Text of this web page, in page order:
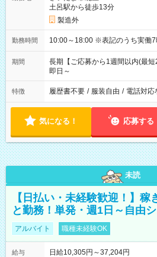
土呂駅から徒歩13分
製造外
勤務時間 10:00～18:00 ※表記のうち
期間
長期【ご応募から1週間以内(最短
即日～
特徴 履歴書不要 / 服装自由 / 電話対応
気になる！ 応募する
未読
【日払い・未経験歓迎！】稼
と勤務！単発・週1日～自由
アルバイト 職種未経験OK
給与
日給10,305円～37,204円